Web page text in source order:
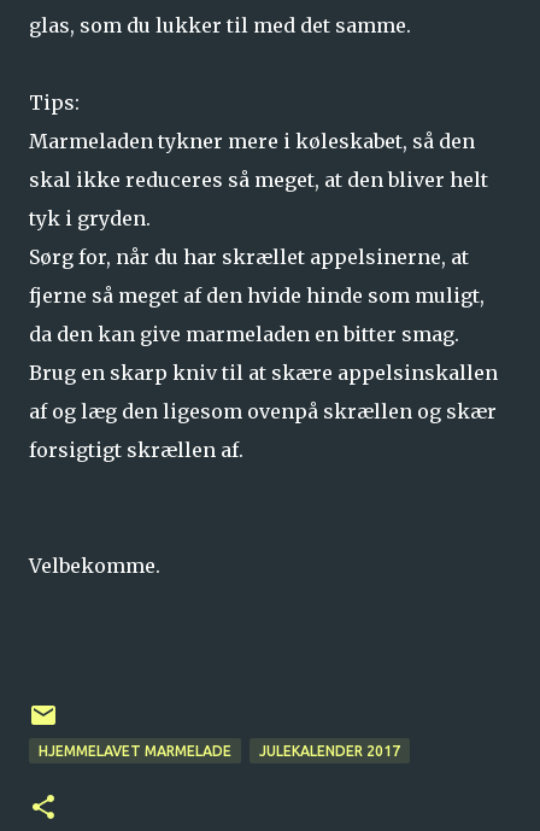
glas, som du lukker til med det samme.
Tips:
Marmeladen tykner mere i køleskabet, så den
skal ikke reduceres så meget, at den bliver helt
tyk i gryden.
Sørg for, når du har skrællet appelsinerne, at
fjerne så meget af den hvide hinde som muligt,
da den kan give marmeladen en bitter smag.
Brug en skarp kniv til at skære appelsinskallen
af og læg den ligesom ovenpå skrællen og skær
forsigtigt skrællen af.
Velbekomme.
HJEMMELAVET MARMELADE JULEKALENDER 2017